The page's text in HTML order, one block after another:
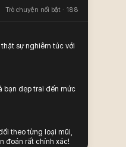
Trò chuyện nổi bật · 188
sự nghiêm túc với
bạn đẹp trai đến mức
theo từng loại mũi,
đoán rất chính xác!